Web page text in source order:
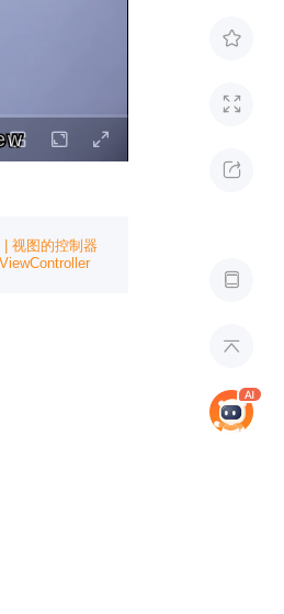





| 视图的控制器